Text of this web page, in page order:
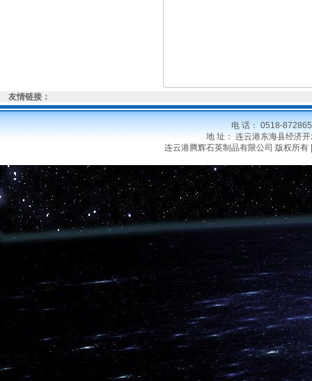
友情链接：
电 话： 0518-
地 址： 连云港东海县经济
连云港腾辉石英制品有限公司 版权所有